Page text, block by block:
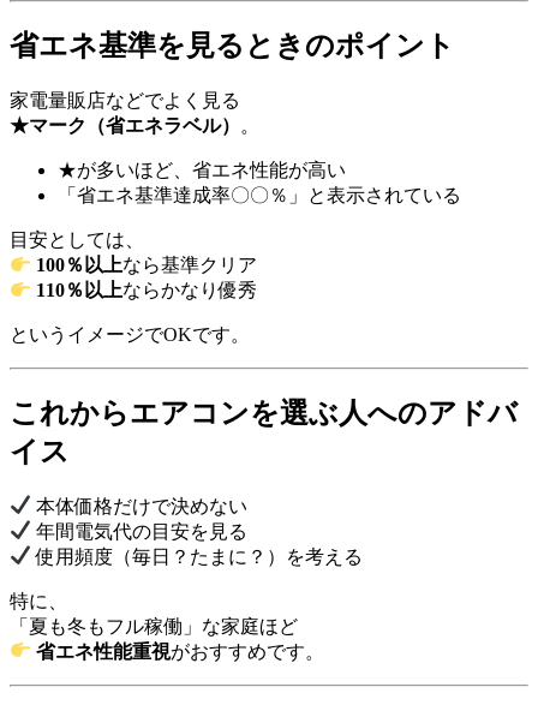
省エネ基準を見るときのポイント
家電量販店などでよく見る
★マーク（省エネラベル）
。
★が多いほど、省エネ性能が高い
「省エネ基準達成率〇〇％」と表示されている
目安としては、
100％以上なら基準クリア
110％以上ならかなり優秀
というイメージでOKです。
これからエアコンを選ぶ人へのアドバ
イス
本体価格だけで決めない
年間電気代の目安を見る
使用頻度（毎日？たまに？）を考える
特に、
「夏も冬もフル稼働」な家庭ほど
省エネ性能重視がおすすめです。